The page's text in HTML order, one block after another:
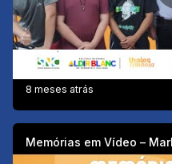
8 meses atrás
Memórias em Vídeo –